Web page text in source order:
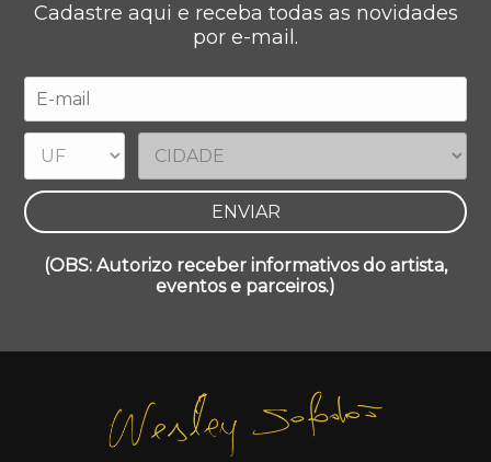
Cadastre aqui e receba todas as novidades
por e-mail.
(OBS: Autorizo receber informativos do artista,
eventos e parceiros.)